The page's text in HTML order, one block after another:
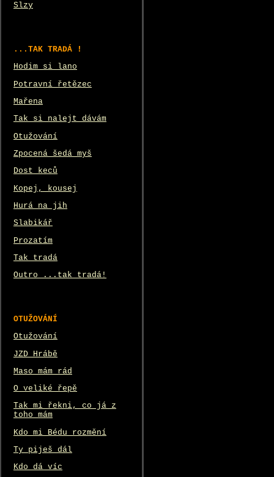
Slzy
...TAK TRADÁ !
Hodim si lano
Potravní řetězec
Mařena
Tak si nalejt dávám
Otužování
Zpocená šedá myš
Dost keců
Kopej, kousej
Hurá na jih
Slabikář
Prozatím
Tak tradá
Outro ...tak tradá!
OTUŽOVÁNÍ
Otužování
JZD Hrábě
Maso mám rád
O veliké řepě
Tak mi řekni, co já z
toho mám
Kdo mi Bédu rozmění
Ty piješ dál
Kdo dá víc